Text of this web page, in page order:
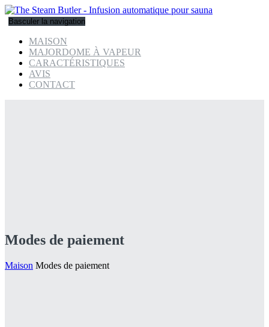
Basculer la navigation
MAISON
MAJORDOME À VAPEUR
CARACTÉRISTIQUES
AVIS
CONTACT
Modes de paiement
Maison Modes de paiement